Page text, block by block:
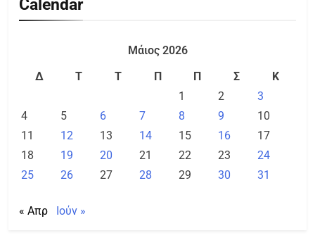
Calendar
Μάιος 2026
Δ
Τ Τ Π Π Σ
Κ
1
2
3
4
5 6 7 8 9
10
11
12 13 14 15 16
17
18
19 20 21 22 23
24
25
26 27 28 29 30 31
« Απρ Ιούν »